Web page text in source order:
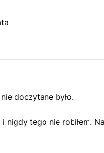
doczytane było.
nigdy tego nie robiłem.